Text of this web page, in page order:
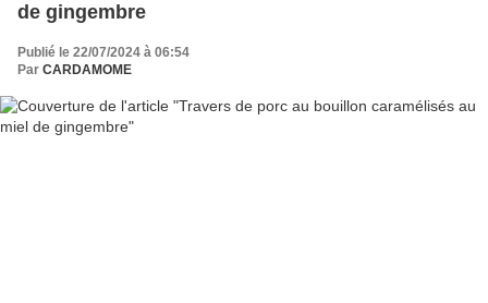
de gingembre
Publié le 22/07/2024 à 06:54
Par CARDAMOME